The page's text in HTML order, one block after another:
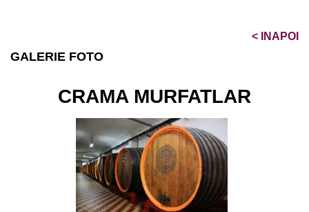
< INAPOI
GALERIE FOTO
CRAMA MURFATLAR